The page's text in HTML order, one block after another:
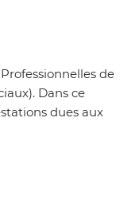
de
Dans ce
dues aux